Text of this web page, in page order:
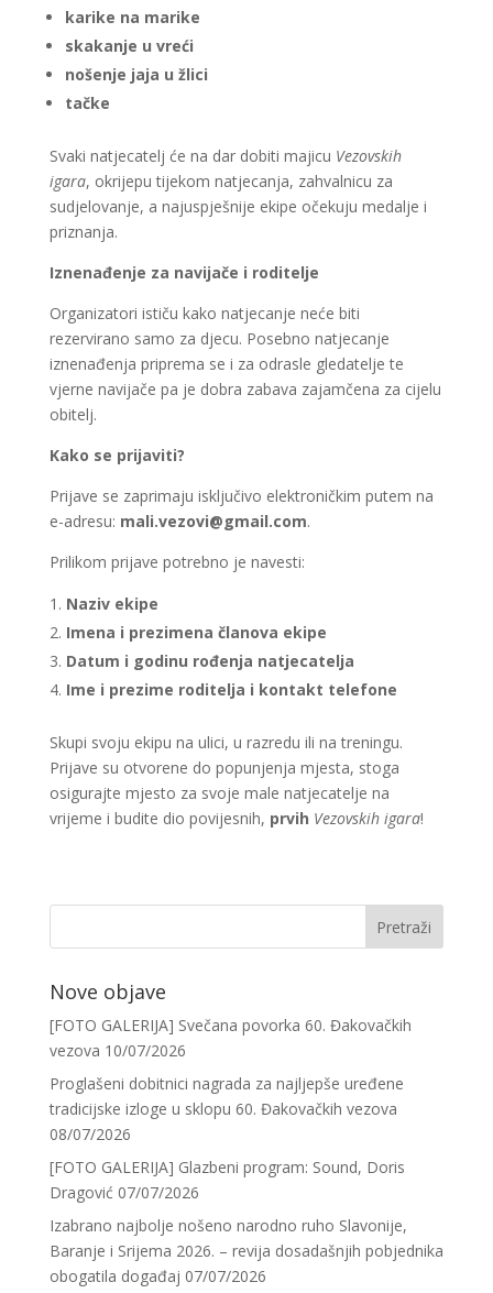
karike na marike
skakanje u vreći
nošenje jaja u žlici
tačke
Svaki natjecatelj će na dar dobiti majicu Vezovskih
igara, okrijepu tijekom natjecanja, zahvalnicu za
sudjelovanje, a najuspješnije ekipe očekuju medalje i
priznanja.
Iznenađenje za navijače i roditelje
Organizatori ističu kako natjecanje neće biti
rezervirano samo za djecu. Posebno natjecanje
iznenađenja priprema se i za odrasle gledatelje te
vjerne navijače pa je dobra zabava zajamčena za cijelu
obitelj.
Kako se prijaviti?
Prijave se zaprimaju isključivo elektroničkim putem na
e-adresu: mali.vezovi@gmail.com.
Prilikom prijave potrebno je navesti:
Naziv ekipe
Imena i prezimena članova ekipe
Datum i godinu rođenja natjecatelja
Ime i prezime roditelja i kontakt telefone
Skupi svoju ekipu na ulici, u razredu ili na treningu.
Prijave su otvorene do popunjenja mjesta, stoga
osigurajte mjesto za svoje male natjecatelje na
vrijeme i budite dio povijesnih, prvih Vezovskih igara!
Nove objave
[FOTO GALERIJA] Svečana povorka 60. Đakovačkih
vezova 10/07/2026
Proglašeni dobitnici nagrada za najljepše uređene
tradicijske izloge u sklopu 60. Đakovačkih vezova
08/07/2026
[FOTO GALERIJA] Glazbeni program: Sound, Doris
Dragović 07/07/2026
Izabrano najbolje nošeno narodno ruho Slavonije,
Baranje i Srijema 2026. – revija dosadašnjih pobjednika
obogatila događaj 07/07/2026